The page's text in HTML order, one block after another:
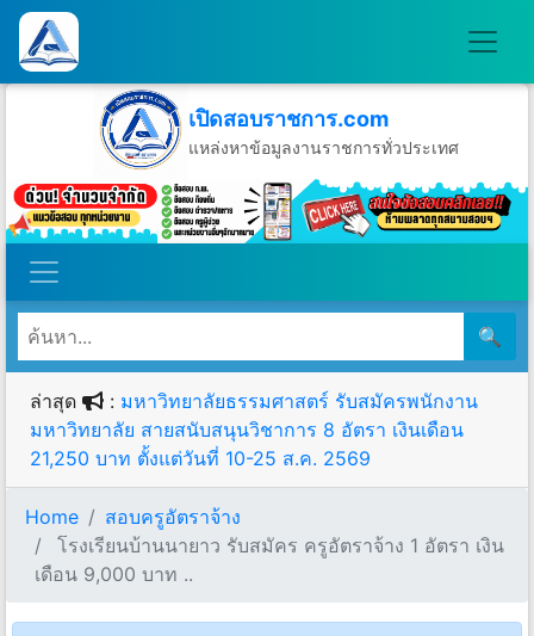
เปิดสอบราชการ.com
แหล่งหาข้อมูลงานราชการทั่วประเทศ
วันศุกร์ที่ 7 เดือนสิงหาคม พ.ศ.2569
🔍
ล่าสุด : มหาวิทยาลัยธรรมศาสตร์ รับสมัครพนักงาน
มหาวิทยาลัย สายสนับสนุนวิชาการ 8 อัตรา เงินเดือน
21,250 บาท ตั้งแต่วันที่ 10-25 ส.ค. 2569
Home
สอบครูอัตราจ้าง
โรงเรียนบ้านนายาว รับสมัคร ครูอัตราจ้าง 1 อัตรา เงิน
เดือน 9,000 บาท ..